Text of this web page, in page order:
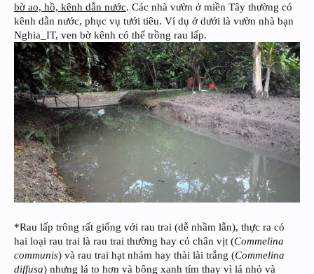
bờ ao, hồ, kênh dẫn nước. Các nhà vườn ở miền Tây thường có
kênh dẫn nước, phục vụ tưới tiêu. Ví dụ ở dưới là vườn nhà bạn
Nghia_IT, ven bờ kênh có thể trồng rau lấp.
*Rau lấp trông rất giống với rau trai (dễ nhầm lẫn), thực ra có
hai loại rau trai là rau trai thường hay cỏ chân vịt (Commelina
communis) và rau trai hạt nhám hay thài lài trắng (Commelina
diffusa) nhưng lá to hơn và bông xanh tím thay vì lá nhỏ và